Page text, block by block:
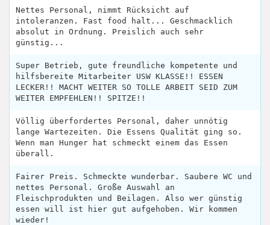
Nettes Personal, nimmt Rücksicht auf
intoleranzen. Fast food halt... Geschmacklich
absolut in Ordnung. Preislich auch sehr
günstig...
Super Betrieb, gute freundliche kompetente und
hilfsbereite Mitarbeiter USW KLASSE!! ESSEN
LECKER!! MACHT WEITER SO TOLLE ARBEIT SEID ZUM
WEITER EMPFEHLEN!! SPITZE!!
Völlig überfordertes Personal, daher unnötig
lange Wartezeiten. Die Essens Qualität ging so.
Wenn man Hunger hat schmeckt einem das Essen
überall.
Fairer Preis. Schmeckte wunderbar. Saubere WC und
nettes Personal. Große Auswahl an
Fleischprodukten und Beilagen. Also wer günstig
essen will ist hier gut aufgehoben. Wir kommen
wieder!